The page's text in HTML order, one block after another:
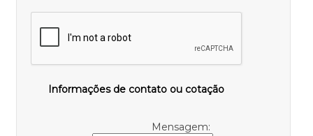
Informações de contato ou cotação
Mensagem: